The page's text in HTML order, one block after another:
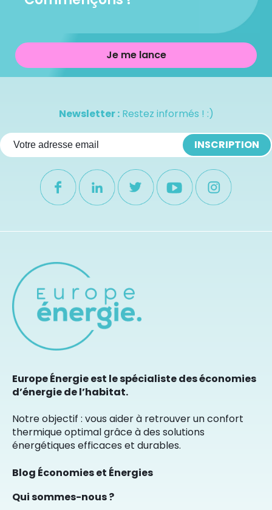
Je me lance
Newsletter :Restez informés ! :)
Europe Énergie est le spécialiste des économies
d’énergie de l’habitat.
Notre objectif : vous aider à retrouver un confort
thermique optimal grâce à des solutions
énergétiques efficaces et durables.
Blog Économies et Énergies
Qui sommes-nous ?